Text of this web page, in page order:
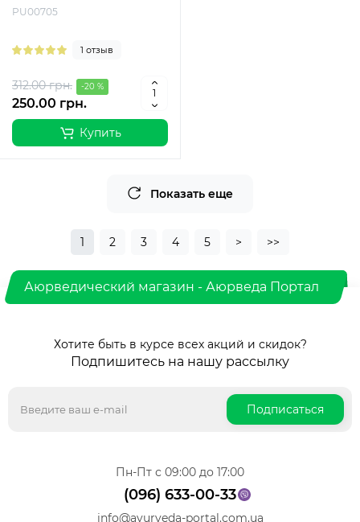
200 мл
PU00705
1 отзыв
312.00 грн. -20 %
250.00 грн.
Купить
Показать еще
1 2 3 4 5 > >>
Аюрведический магазин - Аюрведа Портал
Хотите быть в курсе всех акций и скидок?
Подпишитесь на нашу рассылку
Подписаться
Пн-Пт с 09:00 до 17:00
(096) 633-00-33
info@ayurveda-portal.com.ua